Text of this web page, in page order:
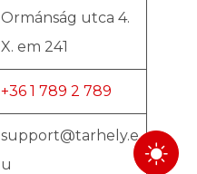
Ormánság utca 4.
X. em 241
+36 1 789 2 789
support@tarhely.e
u